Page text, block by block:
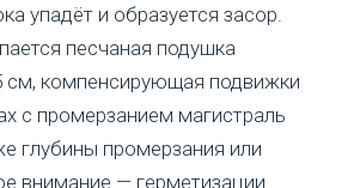
упадёт и образуется засор.
песчаная подушка
см, компенсирующая подвижки
с промерзанием магистраль
глубины промерзания или
внимание — герметизации